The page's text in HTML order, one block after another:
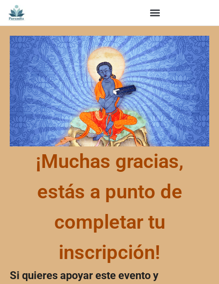
¡Muchas gracias,
estás a punto de
completar tu
inscripción!
Si quieres apoyar este evento y